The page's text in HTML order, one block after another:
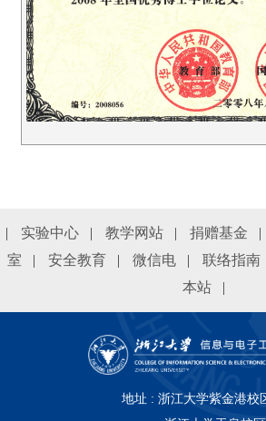
| 实验中心 | 教学网站 | 捐赠基金 |
室
| 安全教育 | 微信电 | 联络指南
本站
|
地址 : 浙江大学紫金港校